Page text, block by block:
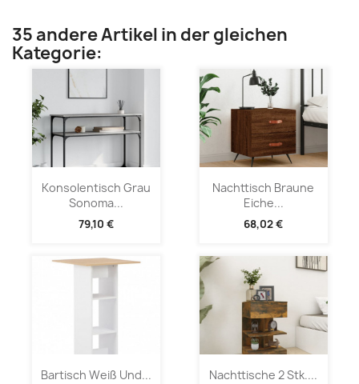
35 andere Artikel in der gleichen
Kategorie:
Konsolentisch Grau
Sonoma...
79,10 €
Nachttisch Braune
Eiche...
68,02 €
Bartisch Weiß Und... Nachttische 2 Stk....